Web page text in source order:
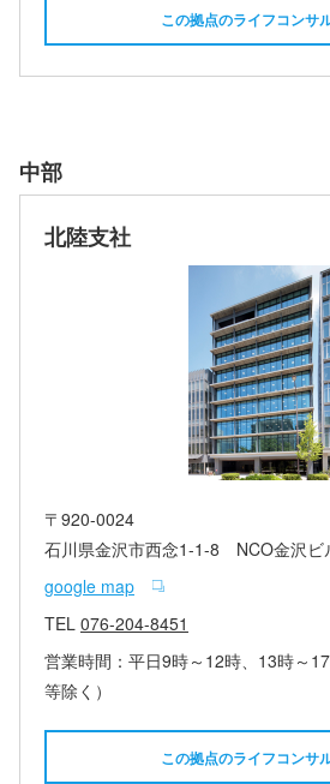
この拠点のライフコンサ
中部
北陸支社
〒920-0024
石川県金沢市西念1-1-8 NCO金沢ビ
google map
TEL 076-204-8451
営業時間：平日9時～12時、13時～
等除く）
この拠点のライフコンサ